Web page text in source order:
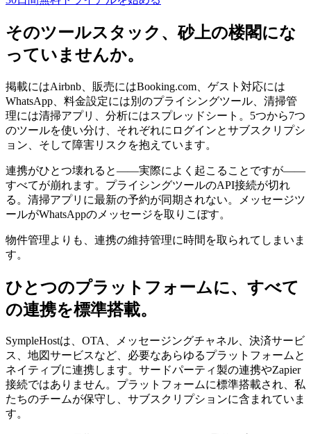
そのツールスタック、砂上の楼閣にな
っていませんか。
掲載にはAirbnb、販売にはBooking.com、ゲスト対応には
WhatsApp、料金設定には別のプライシングツール、清掃管
理には清掃アプリ、分析にはスプレッドシート。5つから7つ
のツールを使い分け、それぞれにログインとサブスクリプシ
ョン、そして障害リスクを抱えています。
連携がひとつ壊れると——実際によく起こることですが——
すべてが崩れます。プライシングツールのAPI接続が切れ
る。清掃アプリに最新の予約が同期されない。メッセージツ
ールがWhatsAppのメッセージを取りこぼす。
物件管理よりも、連携の維持管理に時間を取られてしまいま
す。
ひとつのプラットフォームに、すべて
の連携を標準搭載。
SympleHostは、OTA、メッセージングチャネル、決済サービ
ス、地図サービスなど、必要なあらゆるプラットフォームと
ネイティブに連携します。サードパーティ製の連携やZapier
接続ではありません。プラットフォームに標準搭載され、私
たちのチームが保守し、サブスクリプションに含まれていま
す。